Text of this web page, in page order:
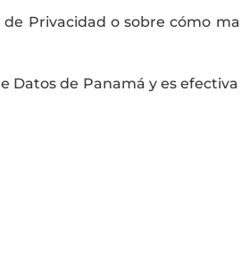
Privacidad o sobre cómo
Datos de Panamá y es